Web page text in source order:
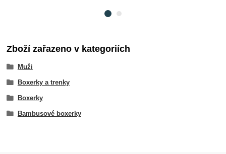
Zboží zařazeno v kategoriích
Muži
Boxerky a trenky
Boxerky
Bambusové boxerky